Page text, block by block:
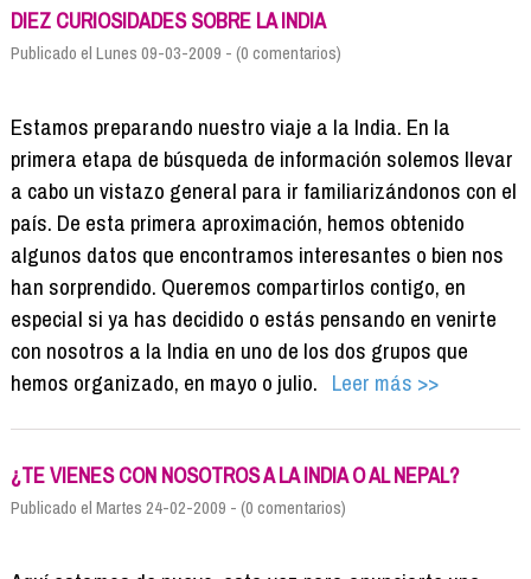
DIEZ CURIOSIDADES SOBRE LA INDIA
Publicado el Lunes 09-03-2009 - (0 comentarios)
Estamos preparando nuestro viaje a la India. En la
primera etapa de búsqueda de información solemos llevar
a cabo un vistazo general para ir familiarizándonos con el
país. De esta primera aproximación, hemos obtenido
algunos datos que encontramos interesantes o bien nos
han sorprendido. Queremos compartirlos contigo, en
especial si ya has decidido o estás pensando en venirte
con nosotros a la India en uno de los dos grupos que
hemos organizado, en mayo o julio. Leer más >>
¿TE VIENES CON NOSOTROS A LA INDIA O AL NEPAL?
Publicado el Martes 24-02-2009 - (0 comentarios)